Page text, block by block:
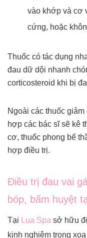
vào khớp và cơ
cứng, hoặc
Thuốc có tác dụng
đau dữ dội nhanh
corticosteroid khi bị
Ngoài các thuốc
hợp các bác sĩ sẽ kê
cơ, thuốc phong bế
hợp điều trị.
Điều trị đau vai
bóp, bấm huyệt
Tại Lụa Spa sở hữu
kinh nghiệm trong